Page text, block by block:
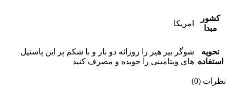
كشور
مبدا
امريكا
نحويه
استفاده
شوگر بير هير را روزانه دو بار و با شکم پر این پاستیل
های ویتامینی را جویده و مصرف کنید
نظرات (0)